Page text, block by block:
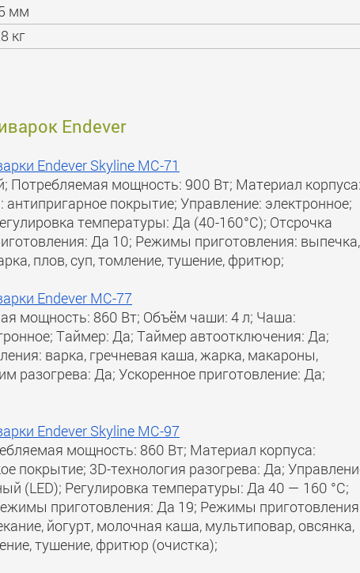
мм
кг
Endever
Endever Skyline MC-71
Потребляемая мощность: 900 Вт; Материал
покрытие; Управление: электронное;
температуры: Да (40-160°С); Отсрочка
Да 10; Режимы приготовления: выпечка,
плов, суп, томление, тушение, фритюр;
Endever MC-77
мощность: 860 Вт; Объём чаши: 4 л; Чаша:
Таймер: Да; Таймер автоотключения: Да;
варка, гречневая каша, жарка, макароны,
разогрева: Да; Ускоренное приготовление: Да;
Endever Skyline MC-97
мощность: 860 Вт; Материал корпуса:
покрытие; 3D-технология разогрева: Да;
(LED); Регулировка температуры: Да 40 — 160 °C;
приготовления: Да 19; Режимы
йогурт, молочная каша, мультиповар, овсянка,
тушение, фритюр (очистка);